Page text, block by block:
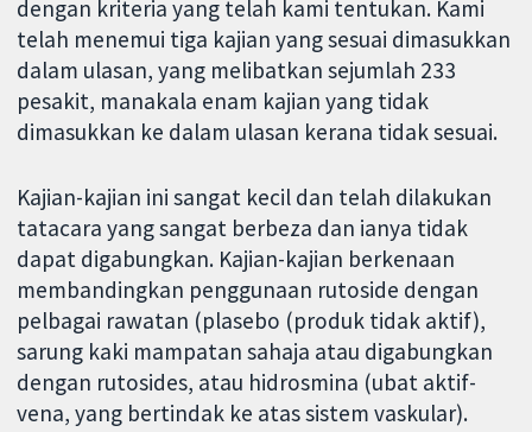
dengan kriteria yang telah kami tentukan. Kami
telah menemui tiga kajian yang sesuai dimasukkan
dalam ulasan, yang melibatkan sejumlah 233
pesakit, manakala enam kajian yang tidak
dimasukkan ke dalam ulasan kerana tidak sesuai.
Kajian-kajian ini sangat kecil dan telah dilakukan
tatacara yang sangat berbeza dan ianya tidak
dapat digabungkan. Kajian-kajian berkenaan
membandingkan penggunaan rutoside dengan
pelbagai rawatan (plasebo (produk tidak aktif),
sarung kaki mampatan sahaja atau digabungkan
dengan rutosides, atau hidrosmina (ubat aktif-
vena, yang bertindak ke atas sistem vaskular).